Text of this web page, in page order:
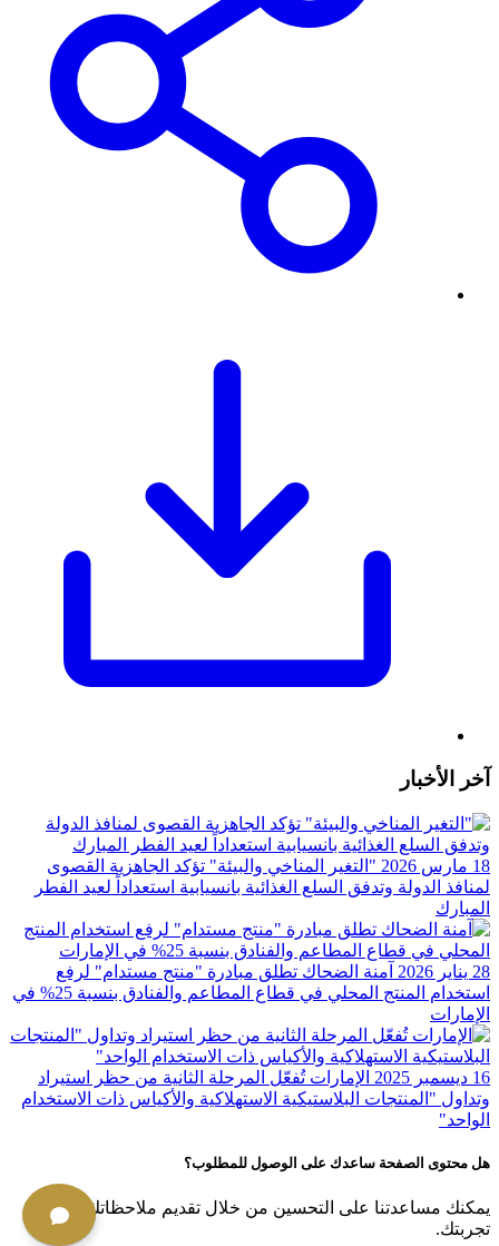
آخر الأخبار
18 مارس 2026
"التغير المناخي والبيئة" تؤكد الجاهزية القصوى
لمنافذ الدولة وتدفق السلع الغذائية بانسيابية استعداداً لعيد الفطر
المبارك
28 يناير 2026
آمنة الضحاك تطلق مبادرة "منتج مستدام" لرفع
استخدام المنتج المحلي في قطاع المطاعم والفنادق بنسبة 25%؜ في
الإمارات
16 ديسمبر 2025
الإمارات تُفعّل المرحلة الثانية من حظر استيراد
وتداول "المنتجات البلاستيكية الاستهلاكية والأكياس ذات الاستخدام
الواحد"
هل محتوى الصفحة ساعدك على الوصول للمطلوب؟
يمكنك مساعدتنا على التحسين من خلال تقديم ملاحظاتك حول
تجربتك.